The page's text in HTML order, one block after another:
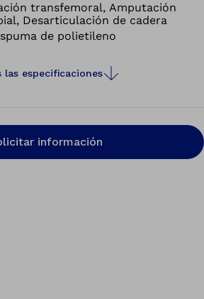
transfemoral, Amputación
Desarticulación de cadera
de polietileno
las especificaciones
información